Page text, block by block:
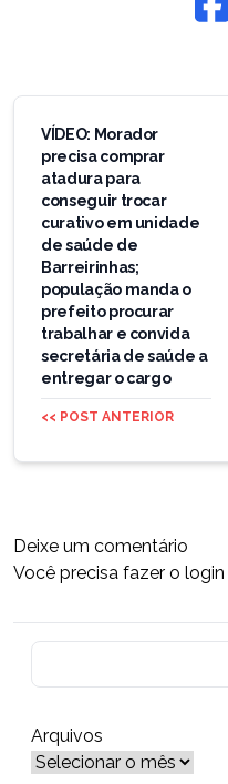
Navegação
Post
VÍDEO: Morador
precisa comprar
atadura para
conseguir trocar
curativo em unidade
de saúde de
Barreirinhas;
população manda o
prefeito procurar
trabalhar e convida
secretária de saúde a
entregar o cargo
<< POST ANTERIOR
Deixe um comentário
Você precisa fazer o login
Arquivos
Arquivos